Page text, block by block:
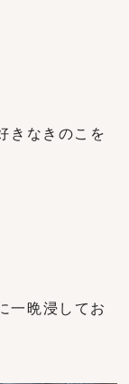
きなきのこを
一晩浸してお